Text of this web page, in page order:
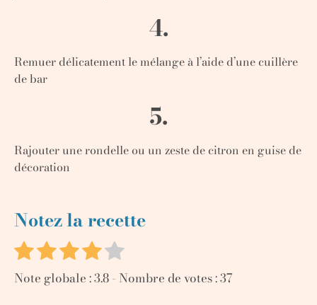
4.
Remuer délicatement le mélange à l’aide d’une cuillère
de bar
5.
Rajouter une rondelle ou un zeste de citron en guise de
décoration
Notez la recette
Note globale :3.8- Nombre de votes :37